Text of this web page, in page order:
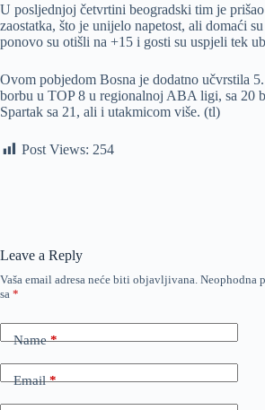
U posljednjoj četvrtini beogradski tim je prišao
zaostatka, što je unijelo napetost, ali domaći
ponovo su otišli na +15 i gosti su uspjeli tek
Ovom pobjedom Bosna je dodatno učvrstila
borbu u TOP 8 u regionalnoj ABA ligi, sa 20
Spartak sa 21, ali i utakmicom više. (tl)
Post Views: 254
Leave a Reply
Vaša email adresa neće biti objavljivana. Neophodna
sa *
Name*
Email*